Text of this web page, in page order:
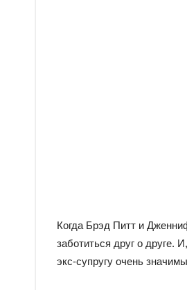
Когда Брэд Питт и
заботиться друг о друге.
экс-супругу очень